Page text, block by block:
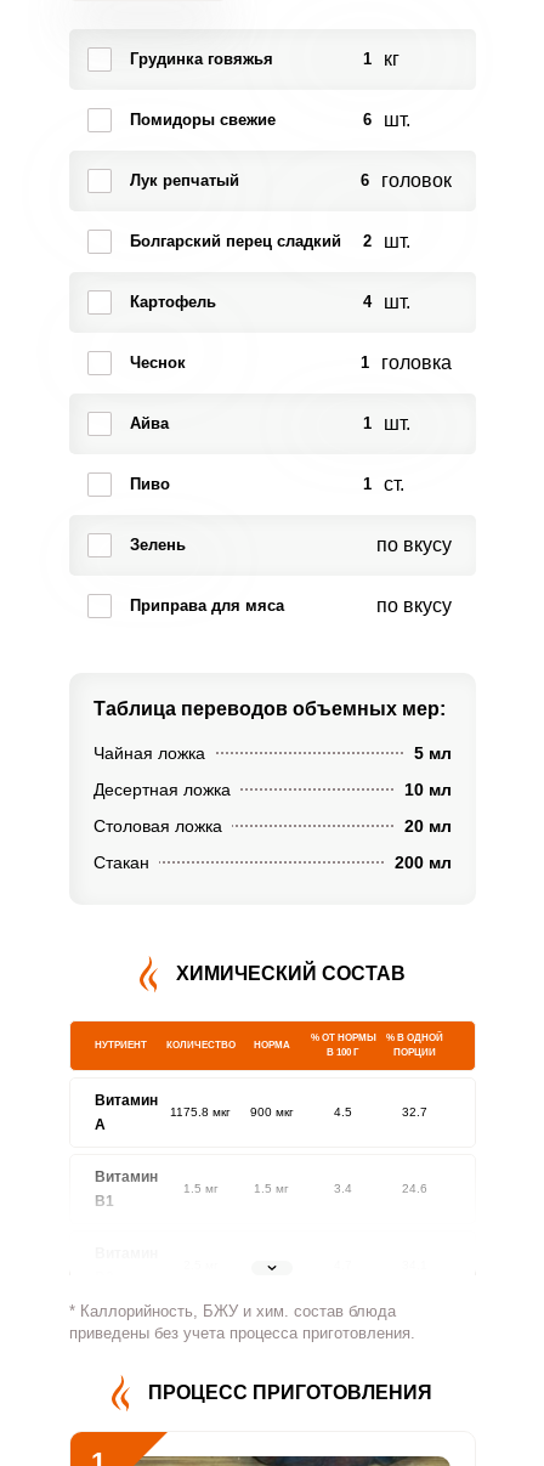
Грудинка говяжья 1 кг
Помидоры свежие 6 шт.
Лук репчатый 6 головок
Болгарский перец сладкий 2 шт.
Картофель 4 шт.
Чеснок 1 головка
Айва 1 шт.
Пиво 1 ст.
Зелень по вкусу
Приправа для мяса по вкусу
Таблица переводов объемных мер:
Чайная ложка
5 мл
Десертная ложка
10 мл
Столовая ложка
20 мл
Стакан
200 мл
ХИМИЧЕСКИЙ СОСТАВ
НУТРИЕНТ КОЛИЧЕСТВО НОРМА
% ОТ НОРМЫ
В 100 Г
% В ОДНОЙ
ПОРЦИИ
Витамин
A
1175.8 мкг 900 мкг 4.5 32.7
Витамин
В1
1.5 мг 1.5 мг 3.4 24.6
1.8 мг
Витамин
784.2 мг 500 мг 5.4 39.2
Витамин
В5
* Каллорийность, БЖУ и хим. состав блюда
приведены без учета процесса приготовления.
ПРОЦЕСС ПРИГОТОВЛЕНИЯ